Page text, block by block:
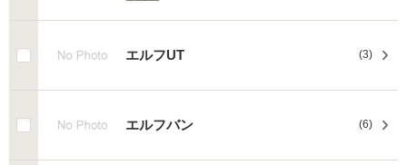
エルフUT (3)
エルフバン (6)